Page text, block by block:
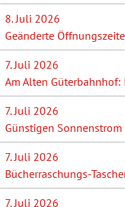
8. Juli 2026
Geänderte
7. Juli 2026
Am Alten
7. Juli 2026
Günstigen
7. Juli 2026
Bücherraschungs-
7. Juli 2026